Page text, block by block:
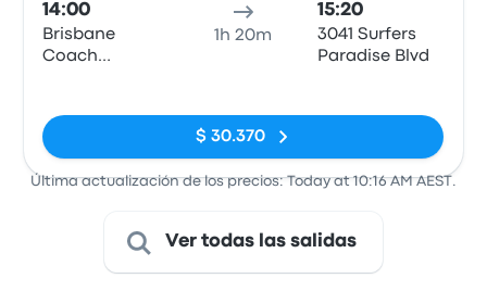
14:00
Brisbane
Coach
1h 20m
15:20
3041 Surfers
Paradise Blvd
$ 30.370
Última actualización de los precios: Today at 10:16 AM AEST.
Ver todas las salidas